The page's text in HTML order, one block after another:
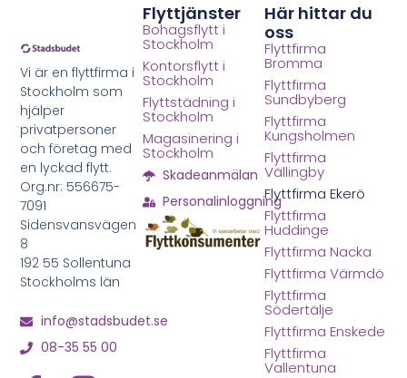
Vi är en flyttfirma i
Stockholm som
hjälper
privatpersoner
och företag med
en lyckad flytt.
Org.nr: 556675-
7091
Sidensvansvägen
8
192 55 Sollentuna
Stockholms län
info@stadsbudet.se
08-35 55 00
Här hittar du
oss
Flyttfirma
Bromma
Flyttfirma
Sundbyberg
Flyttfirma
Kungsholmen
Flyttfirma
Vällingby
Flyttfirma Ekerö
Flyttfirma
Huddinge
Flyttfirma Nacka
Flyttfirma Värmdö
Flyttfirma
Södertälje
Flyttfirma Enskede
Flyttfirma
Vallentuna
Flyttjänster
Bohagsflytt i
Stockholm
Kontorsflytt i
Stockholm
Flyttstädning i
Stockholm
Magasinering i
Stockholm
Skadeanmälan
Personalinloggning